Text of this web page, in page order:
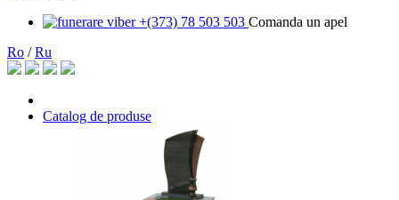
+(373) 78 503 503 Comanda un apel
Ro /Ru
Catalog de produse